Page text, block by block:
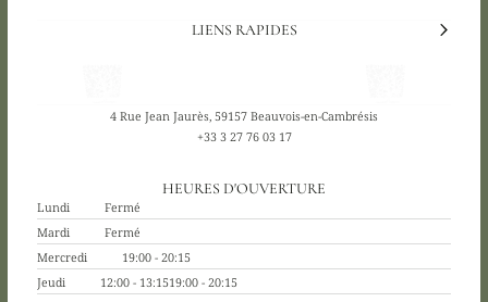
LIENS RAPIDES
4 Rue Jean Jaurès, 59157 Beauvois-en-Cambrésis
+33 3 27 76 03 17
HEURES D'OUVERTURE
Lundi
Fermé
Mardi
Fermé
Mercredi
19:00 - 20:15
Jeudi
12:00 - 13:1519:00 - 20:15